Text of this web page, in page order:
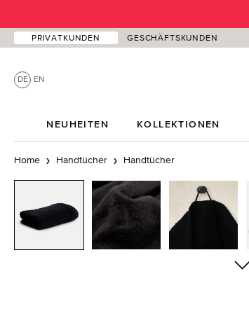
PRIVATKUNDEN GESCHÄFTSKUNDEN
DE EN
NEUHEITEN KOLLEKTIONEN
Home Handtücher Handtücher
Bildergalerie überspringen